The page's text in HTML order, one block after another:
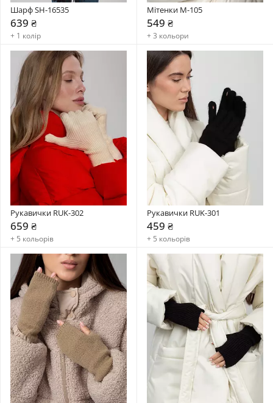
Шарф SH-16535
639 ₴
+ 1 колір
Мітенки M-105
549 ₴
+ 3 кольори
Рукавички RUK-302
659 ₴
+ 5 кольорів
Рукавички RUK-301
459 ₴
+ 5 кольорів